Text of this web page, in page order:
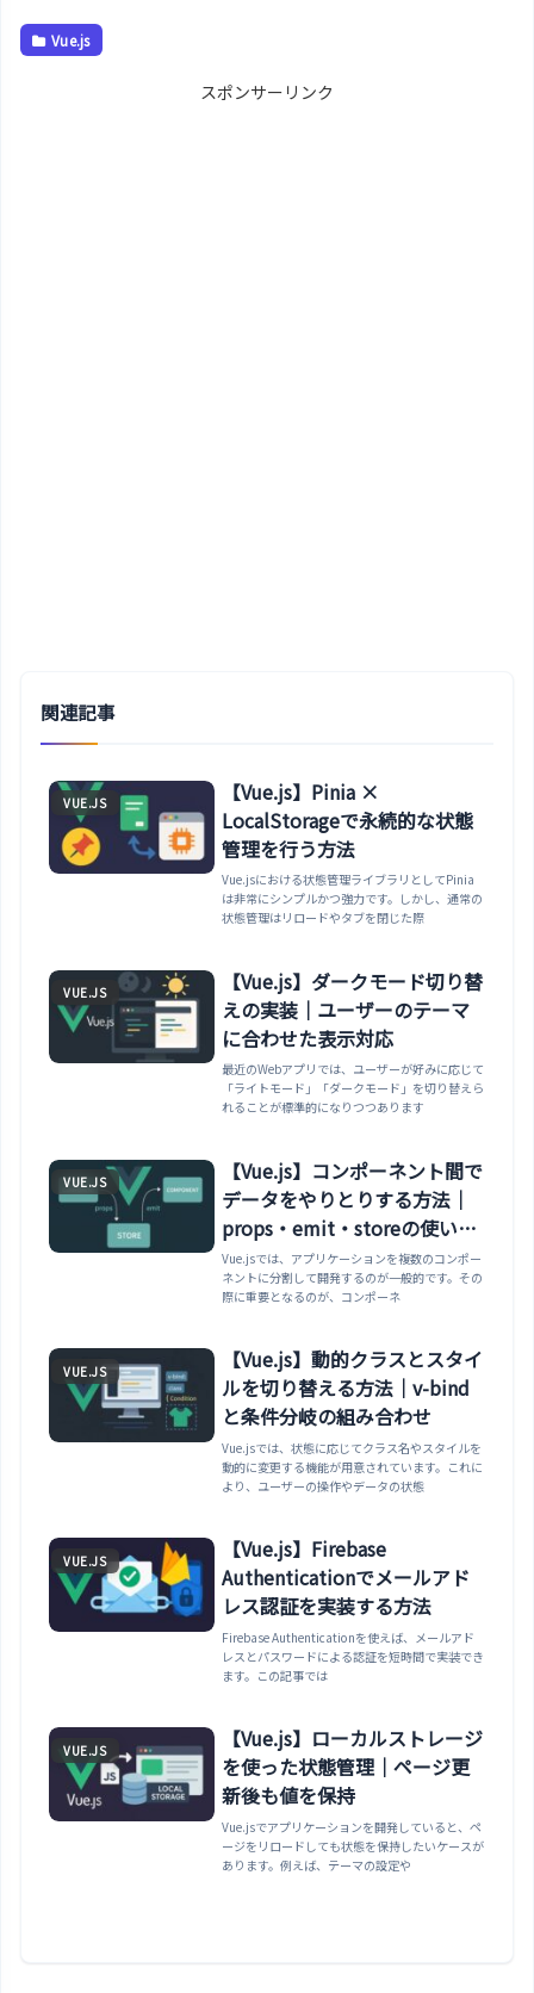
Vue.js
スポンサーリンク
関連記事
VUE.JS
【Vue.js】Pinia ×
LocalStorageで永続的な状態
管理を行う方法
Vue.jsにおける状態管理ライブラリとしてPinia
は非常にシンプルかつ強力です。しかし、通常の
状態管理はリロードやタブを閉じた際
VUE.JS
【Vue.js】ダークモード切り替
えの実装｜ユーザーのテーマ
に合わせた表示対応
最近のWebアプリでは、ユーザーが好みに応じて
「ライトモード」「ダークモード」を切り替えら
れることが標準的になりつつあります
VUE.JS
【Vue.js】コンポーネント間で
データをやりとりする方法｜
props・emit・storeの使い分
け
Vue.jsでは、アプリケーションを複数のコンポー
ネントに分割して開発するのが一般的です。その
際に重要となるのが、コンポーネ
VUE.JS
【Vue.js】動的クラスとスタイ
ルを切り替える方法｜v-bind
と条件分岐の組み合わせ
Vue.jsでは、状態に応じてクラス名やスタイルを
動的に変更する機能が用意されています。これに
より、ユーザーの操作やデータの状態
VUE.JS
【Vue.js】Firebase
Authenticationでメールアド
レス認証を実装する方法
Firebase Authenticationを使えば、メールアド
レスとパスワードによる認証を短時間で実装でき
ます。この記事では
VUE.JS
【Vue.js】ローカルストレージ
を使った状態管理｜ページ更
新後も値を保持
Vue.jsでアプリケーションを開発していると、ペ
ージをリロードしても状態を保持したいケースが
あります。例えば、テーマの設定や